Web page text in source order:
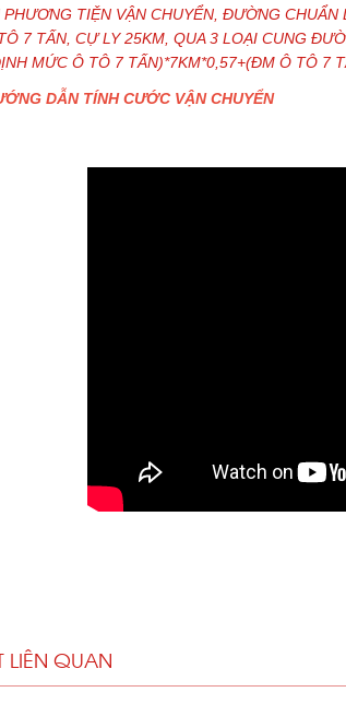
TIỆN VẬN CHUYỂN, ĐƯỜNG CHUẨN
7 TẤN, CỰ LY 25KM, QUA 3 LOẠI CUNG
MỨC Ô TÔ 7 TẤN)*7KM*0,57+(ĐM Ô TÔ 7
DẪN TÍNH CƯỚC VẬN CHUYỂN
LIÊN QUAN